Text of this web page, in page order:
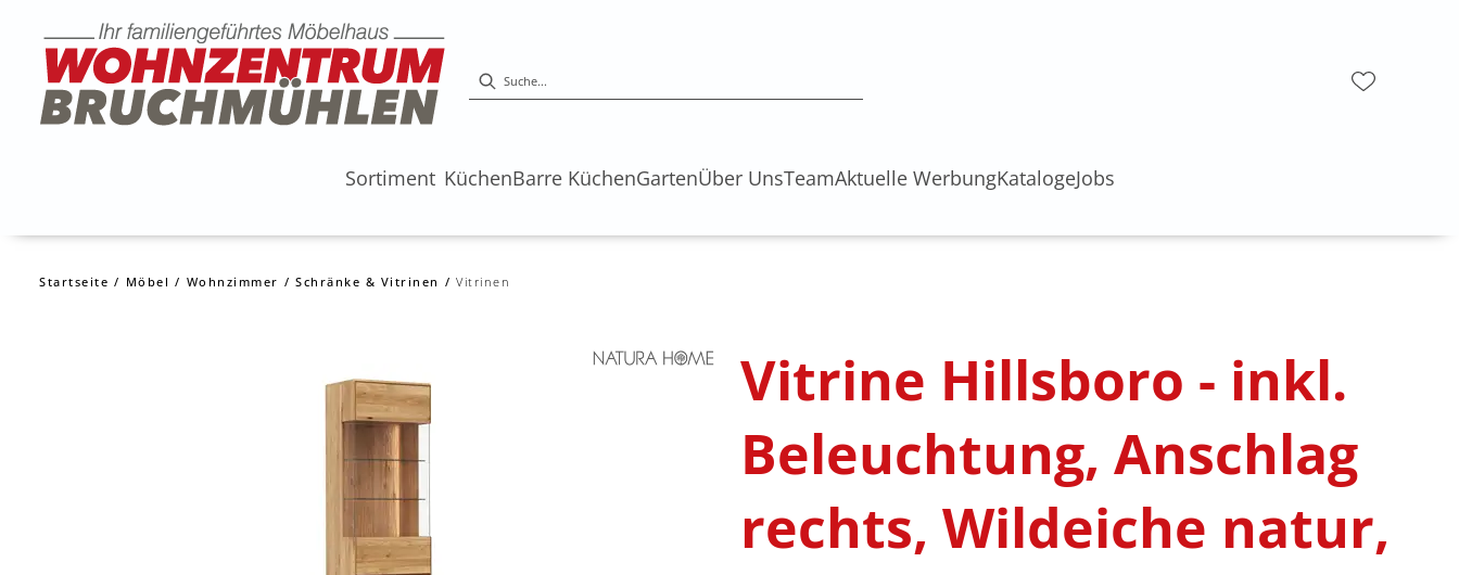
Sortiment KüchenBarre KüchenGartenÜber UnsTeamAktuelle WerbungKatalogeJobs
Startseite Möbel Wohnzimmer Schränke & Vitrinen Vitrinen
Vitrine Hillsboro - inkl.
Beleuchtung, Anschlag
rechts, Wildeiche natur,